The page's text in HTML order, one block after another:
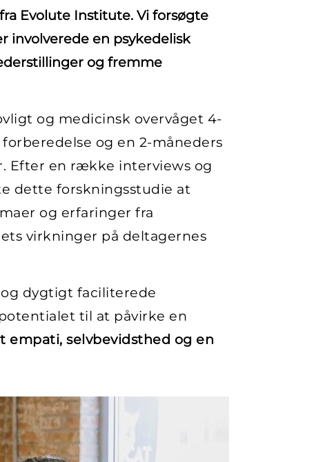
Evolute Institute. Vi forsøgte
involverede en psykedelisk
og fremme
og medicinsk overvåget 4-
og en 2-måneders
Efter en række interviews og
dette forskningsstudie at
og erfaringer fra
virkninger på deltagernes
dygtigt faciliterede
til at påvirke en
empati, selvbevidsthed og en